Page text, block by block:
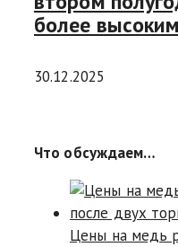
более
30.12.2025
Что обсуждаем…
Цены на медь